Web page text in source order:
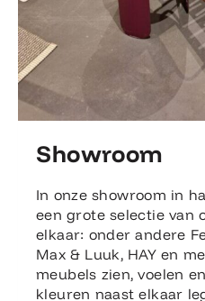
Showroom
In onze showroom in
een grote selectie van
elkaar: onder andere
Max & Luuk, HAY en
meubels zien, voelen
kleuren naast elkaar